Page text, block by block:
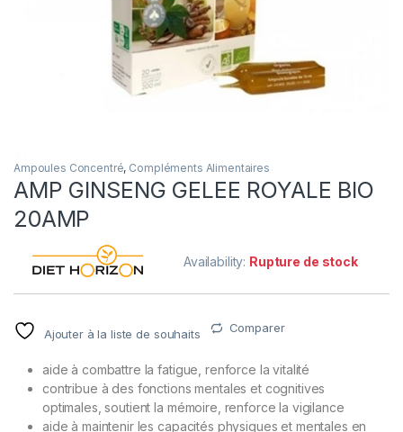
Ampoules Concentré, Compléments Alimentaires
AMP GINSENG GELEE ROYALE BIO
20AMP
Availability: Rupture de stock
Ajouter à la liste de souhaits Comparer
aide à combattre la fatigue, renforce la vitalité
contribue à des fonctions mentales et cognitives
optimales, soutient la mémoire, renforce la vigilance
aide à maintenir les capacités physiques et mentales en